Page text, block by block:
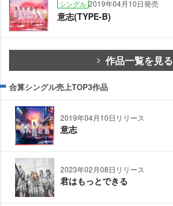
シングル 2019年04月10日発売
意志(TYPE-B)
作品一覧を見る
合算シングル売上TOP3作品
2019年04月10日リリース
意志
2023年02月08日リリース
君はもっとできる